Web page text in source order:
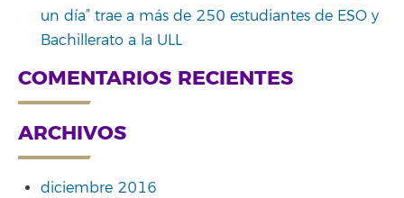
un día” trae a más de 250 estudiantes de ESO y
Bachillerato a la ULL
COMENTARIOS RECIENTES
ARCHIVOS
diciembre 2016